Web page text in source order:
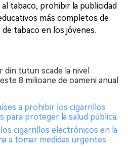
tabaco, prohibir la publicidad
más completos de
tabaco en los jóvenes.
tutun scade la nivel
8 milioane de oameni anual
a prohibir los cigarrillos
para proteger la salud pública.
cigarrillos electrónicos en la
a tomar medidas urgentes.